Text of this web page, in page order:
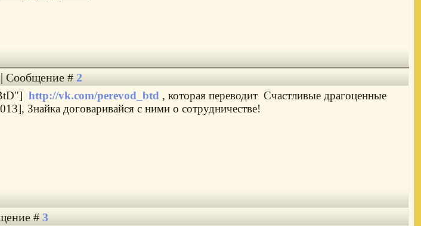
| Сообщение # 2
http://vk.com/perevod_btd , которая переводит Счастливые драгоценные
Знайка договаривайся с ними о сотрудничестве!
# 3